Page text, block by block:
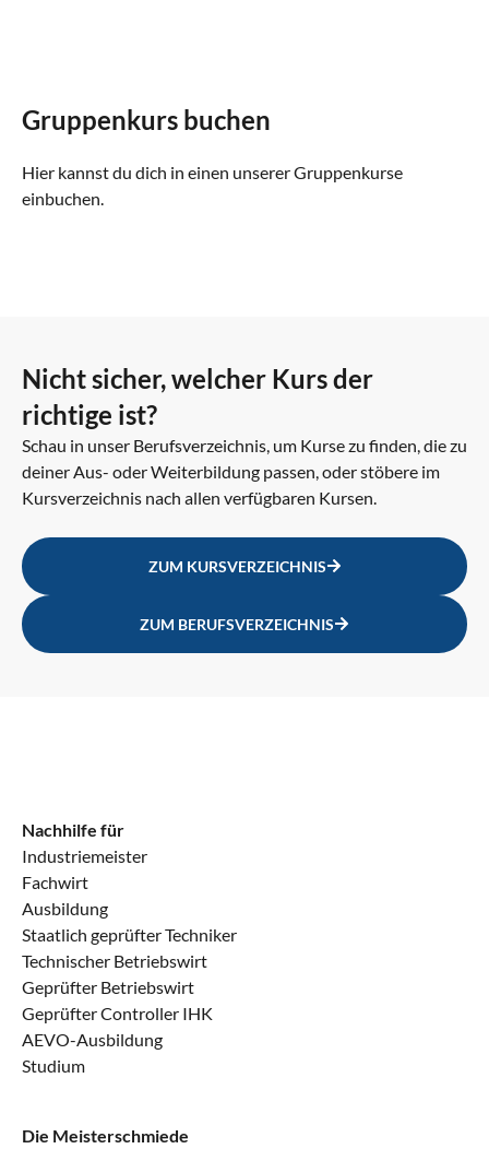
Gruppenkurs buchen
Hier kannst du dich in einen unserer Gruppenkurse
einbuchen.
Nicht sicher, welcher Kurs der
richtige ist?
Schau in unser Berufsverzeichnis, um Kurse zu finden, die zu
deiner Aus- oder Weiterbildung passen, oder stöbere im
Kursverzeichnis nach allen verfügbaren Kursen.
ZUM BERUFSVERZEICHNIS
ZUM KURSVERZEICHNIS
Nachhilfe für
Industriemeister
Fachwirt
Ausbildung
Staatlich geprüfter Techniker
Technischer Betriebswirt
Geprüfter Betriebswirt
Geprüfter Controller IHK
AEVO-Ausbildung
Studium
Die Meisterschmiede